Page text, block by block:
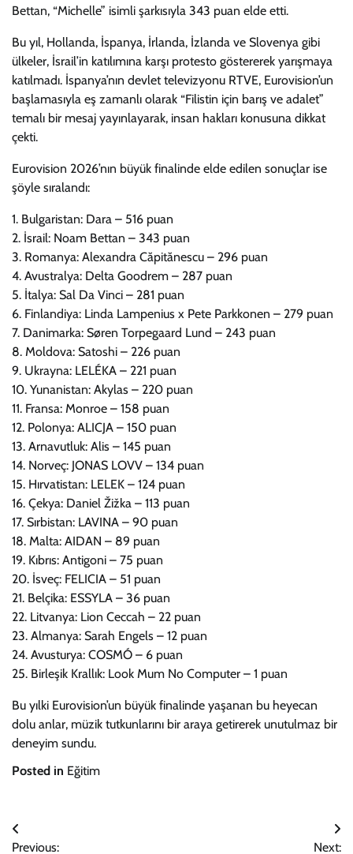
Bettan, “Michelle” isimli şarkısıyla 343 puan elde etti.
Bu yıl, Hollanda, İspanya, İrlanda, İzlanda ve Slovenya gibi
ülkeler, İsrail’in katılımına karşı protesto göstererek yarışmaya
katılmadı. İspanya’nın devlet televizyonu RTVE, Eurovision’un
başlamasıyla eş zamanlı olarak “Filistin için barış ve adalet”
temalı bir mesaj yayınlayarak, insan hakları konusuna dikkat
çekti.
Eurovision 2026’nın büyük finalinde elde edilen sonuçlar ise
şöyle sıralandı:
1. Bulgaristan: Dara – 516 puan
2. İsrail: Noam Bettan – 343 puan
3. Romanya: Alexandra Căpitănescu – 296 puan
4. Avustralya: Delta Goodrem – 287 puan
5. İtalya: Sal Da Vinci – 281 puan
6. Finlandiya: Linda Lampenius x Pete Parkkonen – 279 puan
7. Danimarka: Søren Torpegaard Lund – 243 puan
8. Moldova: Satoshi – 226 puan
9. Ukrayna: LELÉKA – 221 puan
10. Yunanistan: Akylas – 220 puan
11. Fransa: Monroe – 158 puan
12. Polonya: ALICJA – 150 puan
13. Arnavutluk: Alis – 145 puan
14. Norveç: JONAS LOVV – 134 puan
15. Hırvatistan: LELEK – 124 puan
16. Çekya: Daniel Žižka – 113 puan
17. Sırbistan: LAVINA – 90 puan
18. Malta: AIDAN – 89 puan
19. Kıbrıs: Antigoni – 75 puan
20. İsveç: FELICIA – 51 puan
21. Belçika: ESSYLA – 36 puan
22. Litvanya: Lion Ceccah – 22 puan
23. Almanya: Sarah Engels – 12 puan
24. Avusturya: COSMÓ – 6 puan
25. Birleşik Krallık: Look Mum No Computer – 1 puan
Bu yılki Eurovision’un büyük finalinde yaşanan bu heyecan
dolu anlar, müzik tutkunlarını bir araya getirerek unutulmaz bir
deneyim sundu.
Posted in Eğitim
Yazı
Previous:
Next: